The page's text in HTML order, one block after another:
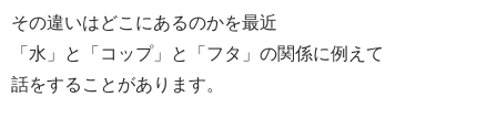
その違いはどこにあるのかを最近
「水」と「コップ」と「フタ」の関係に例えて
話をすることがあります。